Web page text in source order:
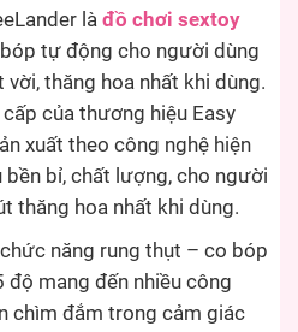
là đồ chơi sextoy
tự động cho người dùng
thăng hoa nhất khi dùng.
của thương hiệu Easy
xuất theo công nghệ hiện
bỉ, chất lượng, cho người
thăng hoa nhất khi dùng.
năng rung thụt – co bóp
độ mang đến nhiều công
chìm đắm trong cảm giác